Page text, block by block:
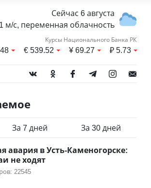
Сейчас 6 августа
м/с, переменная облачность
Курсы Национального Банка РК
€539.52 ¥69.27 ₽5.73
За 7 дней За 30 дней
авария в Усть-Каменогорске:
не ходят
22545